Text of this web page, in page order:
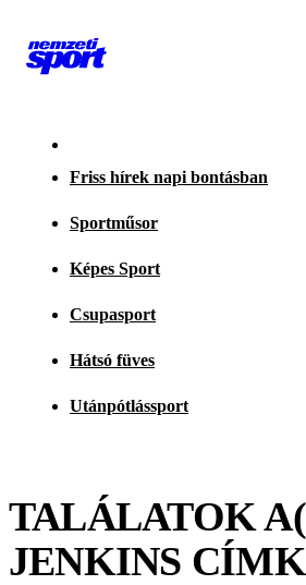
Friss hírek napi bontásban
Sportműsor
Képes Sport
Csupasport
Hátsó füves
Utánpótlássport
TALÁLATOK
JENKINS